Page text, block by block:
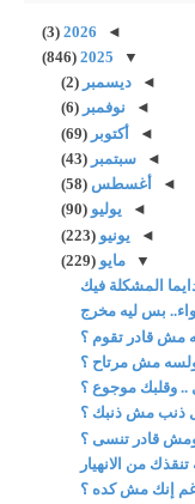
◄
2026
(3)
▼
2025
(846)
◄ديسمبر(2)
◄ نوفمبر(6)
◄أكتوبر(69)
◄سبتمبر(43)
◄
أغسطس(58)
◄ يوليو(90)
◄ يونيو(223)
▼مايو(229)
المشكلة فيك
بس ليه مخرج
مش قادر تقوم ؟
مش مرتاح ؟
وقلبك موجوع ؟
ذنب مش ذنبك ؟
قادر تنسى ؟
من الانهيار
إنك مش كده ؟